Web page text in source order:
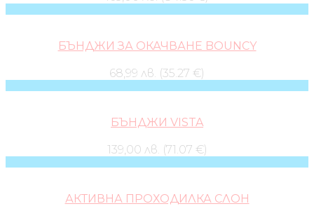
БЪНДЖИ ЗА ОКАЧВАНЕ BOUNCY
68,99 лв. (35.27 €)
БЪНДЖИ VISTA
139,00 лв. (71.07 €)
АКТИВНА ПРОХОДИЛКА СЛОН